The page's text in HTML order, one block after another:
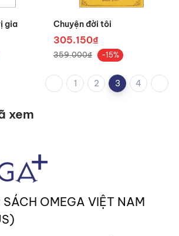
gia Chuyện đời tôi
305.150₫
359.000₫ -15%
1 2 3 4
xem
OMEGA VIỆT NAM